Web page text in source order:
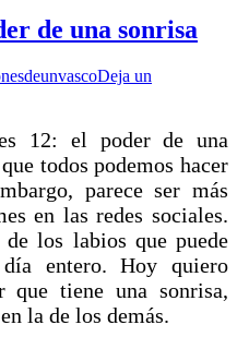
de una sonrisa
Deja un
12: el poder de una
todos podemos hacer
parece ser más
en las redes sociales.
los labios que puede
entero. Hoy quiero
que tiene una sonrisa,
la de los demás.